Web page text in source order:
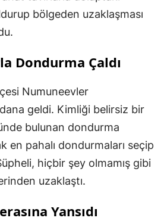
bölgeden uzaklaşması
Dondurma Çaldı
Numuneevler
geldi. Kimliği belirsiz bir
bulunan dondurma
en pahalı dondurmaları seçip
hiçbir şey olmamış gibi
uzaklaştı.
Yansıdı